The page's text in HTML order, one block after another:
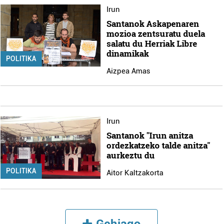
POLITIKA
Irun
Santanok Askapenaren
mozioa zentsuratu duela
salatu du Herriak Libre
dinamikak
Aizpea Amas
POLITIKA
Irun
Santanok "Irun anitza
ordezkatzeko talde anitza"
aurkeztu du
Aitor Kaltzakorta